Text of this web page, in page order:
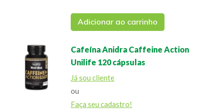
Adicionar ao carrinho
Cafeína Anidra Caffeine Action
Unilife 120 cápsulas
Já sou cliente
ou
Faça seu cadastro!